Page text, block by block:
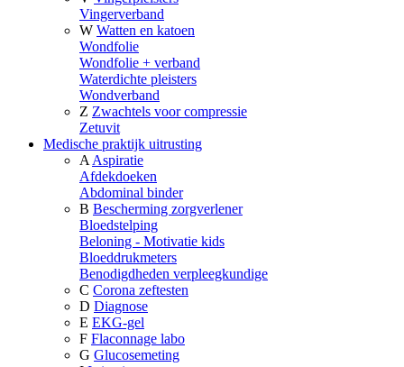
Vingerverband
W Watten en katoen
Wondfolie
Wondfolie + verband
Waterdichte pleisters
Wondverband
Z Zwachtels voor compressie
Zetuvit
Medische praktijk uitrusting
A Aspiratie
Afdekdoeken
Abdominal binder
B Bescherming zorgverlener
Bloedstelping
Beloning - Motivatie kids
Bloeddrukmeters
Benodigdheden verpleegkundige
C Corona zeftesten
D Diagnose
E EKG-gel
F Flaconnage labo
G Glucosemeting